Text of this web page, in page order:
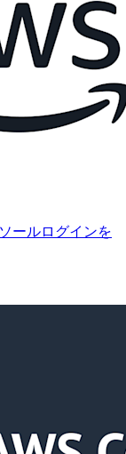
ールログインを